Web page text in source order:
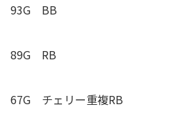
93G BB
89G RB
67G チェリー重複RB